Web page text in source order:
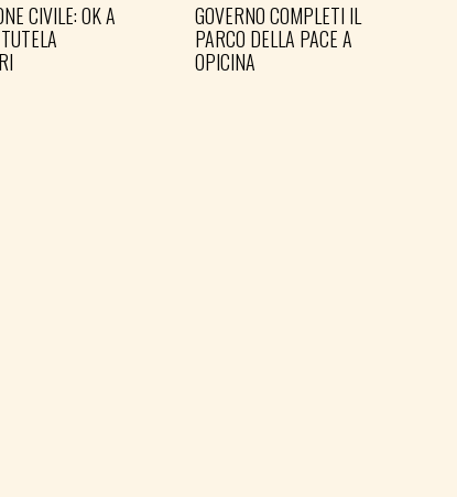
CIVILE: OK A
GOVERNO COMPLETI IL
PARCO DELLA PACE A
OPICINA